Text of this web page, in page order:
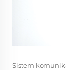
Sistem